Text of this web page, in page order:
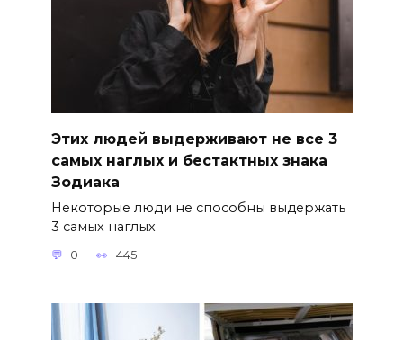
Этих людей выдерживают не все 3
самых наглых и бестактных знака
Зодиака
Некоторые люди не способны выдержать
3 самых наглых
0 445